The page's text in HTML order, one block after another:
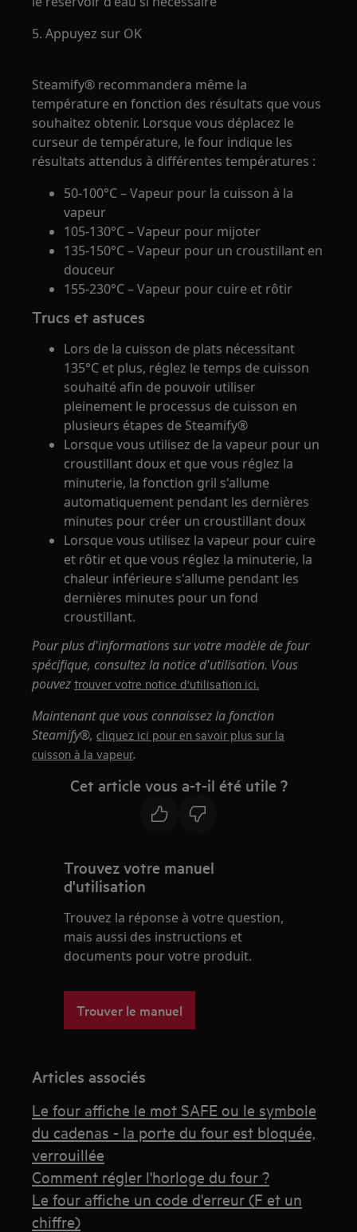
5. Appuyez sur OK
Steamify® recommandera même la
température en fonction des résultats que vous
souhaitez obtenir. Lorsque vous déplacez le
curseur de température, le four indique les
résultats attendus à différentes températures :
50-100°C – Vapeur pour la cuisson à la
vapeur
105-130°C – Vapeur pour mijoter
135-150°C – Vapeur pour un croustillant en
douceur
155-230°C – Vapeur pour cuire et rôtir
Trucs et astuces
Lors de la cuisson de plats nécessitant
135°C et plus, réglez le temps de cuisson
souhaité afin de pouvoir utiliser
pleinement le processus de cuisson en
plusieurs étapes de Steamify®
Lorsque vous utilisez de la vapeur pour un
croustillant doux et que vous réglez la
minuterie, la fonction gril s'allume
automatiquement pendant les dernières
minutes pour créer un croustillant doux
Lorsque vous utilisez la vapeur pour cuire
et rôtir et que vous réglez la minuterie, la
chaleur inférieure s'allume pendant les
dernières minutes pour un fond
croustillant.
Pour plus d'informations sur votre modèle de four
spécifique, consultez la notice d'utilisation. Vous
pouveztrouver votre notice d'utilisation ici.
Maintenant que vous connaissez la fonction
Steamify®,cliquez ici pour en savoir plus sur la
cuisson à la vapeur.
Cet article vous a-t-il été utile ?
Trouvez votre manuel
d'utilisation
Trouvez la réponse à votre question,
mais aussi des instructions et
documents pour votre produit.
Trouver le manuel
Articles associés
Le four affiche le mot SAFE ou le symbole
du cadenas - la porte du four est bloquée,
verrouillée
Comment régler l'horloge du four ?
Le four affiche un code d'erreur (F et un
chiffre)